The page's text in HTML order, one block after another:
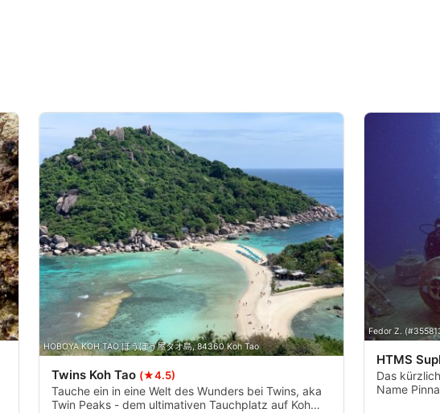
HOBOYA KOH TAO ほうぼう屋タオ島, 84360 Koh Tao
Twins Koh Tao (★4.5)
Tauche ein in eine Welt des Wunders bei Twins, aka
Twin Peaks - dem ultimativen Tauchplatz auf Koh
Fedor Z.
HTMS
Das
Name